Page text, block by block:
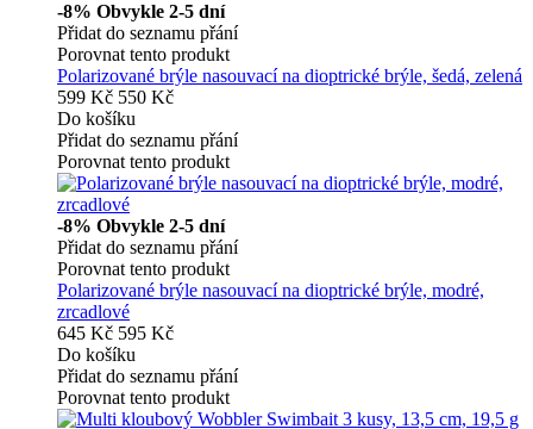
-8% Obvykle 2-5 dní
Přidat do seznamu přání
Porovnat tento produkt
Polarizované brýle nasouvací na dioptrické brýle, šedá, zelená
599 Kč 550 Kč
Do košíku
Přidat do seznamu přání
Porovnat tento produkt
-8% Obvykle 2-5 dní
Přidat do seznamu přání
Porovnat tento produkt
Polarizované brýle nasouvací na dioptrické brýle, modré,
zrcadlové
645 Kč 595 Kč
Do košíku
Přidat do seznamu přání
Porovnat tento produkt